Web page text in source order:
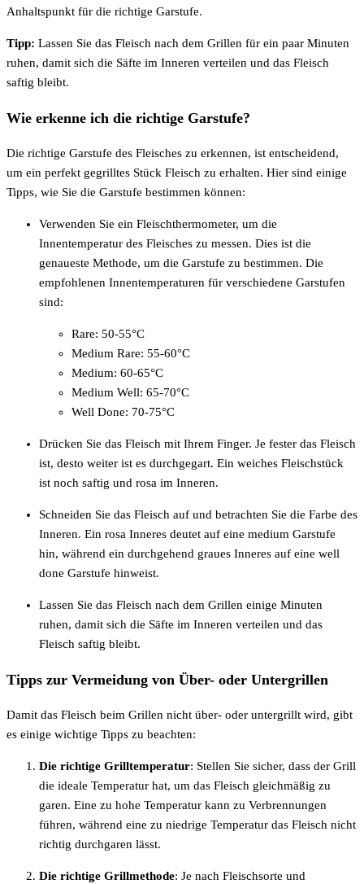
Anhaltspunkt für die richtige Garstufe.
Tipp: Lassen Sie das Fleisch nach dem Grillen für ein paar Minuten
ruhen, damit sich die Säfte im Inneren verteilen und das Fleisch
saftig bleibt.
Wie erkenne ich die richtige Garstufe?
Die richtige Garstufe des Fleisches zu erkennen, ist entscheidend,
um ein perfekt gegrilltes Stück Fleisch zu erhalten. Hier sind einige
Tipps, wie Sie die Garstufe bestimmen können:
Verwenden Sie ein Fleischthermometer, um die
Innentemperatur des Fleisches zu messen. Dies ist die
genaueste Methode, um die Garstufe zu bestimmen. Die
empfohlenen Innentemperaturen für verschiedene Garstufen
sind:
Rare: 50-55°C
Medium Rare: 55-60°C
Medium: 60-65°C
Medium Well: 65-70°C
Well Done: 70-75°C
Drücken Sie das Fleisch mit Ihrem Finger. Je fester das Fleisch
ist, desto weiter ist es durchgegart. Ein weiches Fleischstück
ist noch saftig und rosa im Inneren.
Schneiden Sie das Fleisch auf und betrachten Sie die Farbe des
Inneren. Ein rosa Inneres deutet auf eine medium Garstufe
hin, während ein durchgehend graues Inneres auf eine well
done Garstufe hinweist.
Lassen Sie das Fleisch nach dem Grillen einige Minuten
ruhen, damit sich die Säfte im Inneren verteilen und das
Fleisch saftig bleibt.
Tipps zur Vermeidung von Über- oder Untergrillen
Damit das Fleisch beim Grillen nicht über- oder untergrillt wird, gibt
es einige wichtige Tipps zu beachten:
Die richtige Grilltemperatur: Stellen Sie sicher, dass der Grill
die ideale Temperatur hat, um das Fleisch gleichmäßig zu
garen. Eine zu hohe Temperatur kann zu Verbrennungen
führen, während eine zu niedrige Temperatur das Fleisch nicht
richtig durchgaren lässt.
Die richtige Grillmethode: Je nach Fleischsorte und